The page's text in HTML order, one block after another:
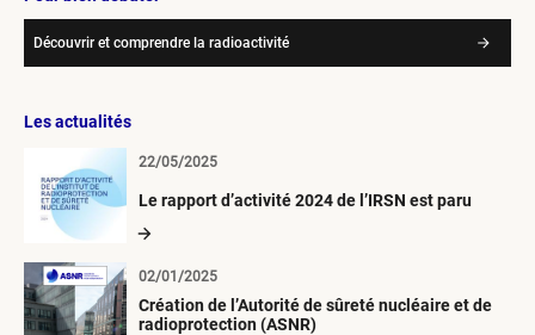
Découvrir et comprendre la radioactivité
Les actualités
Le rapport d’activité 2024 de l’IRSN est paru
22/05/2025
Création de l’Autorité de sûreté nucléaire et de
radioprotection (ASNR)
02/01/2025